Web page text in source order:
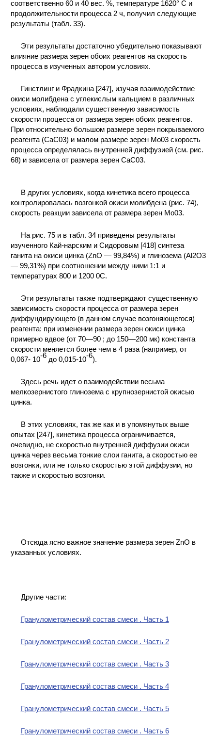
соответственно 60 и 40 вес. %, температуре 1620° С и
продолжительности процесса 2 ч, получил следующие
результаты (табл. 33).
Эти результаты достаточно убедительно показывают
влияние размера зерен обоих реагентов на скорость
процесса в изученных автором условиях.
Гинстлинг и Фрадкина [247], изучая взаимодействие
окиси молибдена с углекислым кальцием в различных
условиях, наблюдали существенную зависимость
скорости процесса от размера зерен обоих реагентов.
При относительно большом размере зерен покрываемого
реагента (СаС03) и малом размере зерен Мо03 скорость
процесса определялась внутренней диффузией (см. рис.
68) и зависела от размера зерен СаС03.
В других условиях, когда кинетика всего процесса
контролировалась возгонкой окиси молибдена (рис. 74),
скорость реакции зависела от размера зерен Мо03.
На рис. 75 и в табл. 34 приведены результаты
изученного Кай-нарским и Сидоровым [418] синтеза
ганита на окиси цинка (ZnO — 99,84%) и глинозема (Al2O3
— 99,31%) при соотношении между ними 1:1 и
температурах 800 и 1200 0С.
Эти результаты также подтверждают существенную
зависимость скорости процесса от размера зерен
диффундирующего (в данном случае возгоняющегося)
реагента: при изменении размера зерен окиси цинка
примерно вдвое (от 70—90 ; до 150—200 мк) константа
скорости меняется более чем в 4 раза (например, от
0,067- 10-6 до 0,015-10-6).
Здесь речь идет о взаимодействии весьма
мелкозернистого глинозема с крупнозернистой окисью
цинка.
В этих условиях, так же как и в упомянутых выше
опытах [247], кинетика процесса ограничивается,
очевидно, не скоростью внутренней диффузии окиси
цинка через весьма тонкие слои ганита, а скоростью ее
возгонки, или не только скоростью этой диффузии, но
также и скоростью возгонки.
Отсюда ясно важное значение размера зерен ZnO в
указанных условиях.
Другие части:
Гранулометрический состав смеси . Часть 1
Гранулометрический состав смеси . Часть 2
Гранулометрический состав смеси . Часть 3
Гранулометрический состав смеси . Часть 4
Гранулометрический состав смеси . Часть 5
Гранулометрический состав смеси . Часть 6